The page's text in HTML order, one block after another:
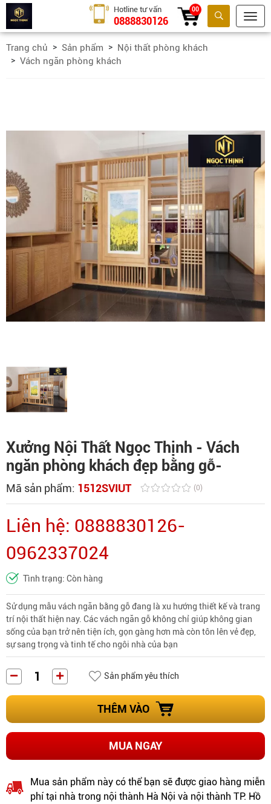
Tìm kiếm
Hotline tư vấn
0888830126
00
Trang chủ Sản phẩm
Nội thất phòng khách
Vách ngăn phòng khách
Xưởng Nội Thất Ngọc Thịnh - Vách
ngăn phòng khách đẹp bằng gỗ-
Mã sản phẩm: 1512SVIUT (0)
Liên hệ: 0888830126-
0962337024
Tình trạng: Còn hàng
Sử dụng mẫu vách ngăn bằng gỗ đang là xu hướng thiết kế và trang
trí nội thất hiện nay. Các vách ngăn gỗ không chỉ giúp không gian
sống của bạn trở nên tiện ích, gọn gàng hơn mà còn tôn lên vẻ đẹp,
sự sang trọng và tinh tế cho ngôi nhà của bạn
Sản phẩm yêu thích
THÊM VÀO
MUA NGAY
Mua sản phẩm này có thể bạn sẽ được giao hàng miễn
phí tại nhà trong nội thành Hà Nội và nội thành TP. Hồ